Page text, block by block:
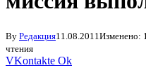
By Редакция11.08.2011 Изменено:
чтения
VKontakte Ok